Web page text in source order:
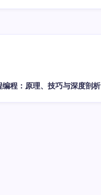
程：原理、技巧与深度剖析